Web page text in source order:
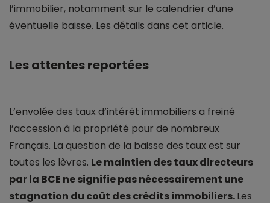
l’immobilier, notamment sur le calendrier d’une
éventuelle baisse. Les détails dans cet article.
Les attentes reportées
L’envolée des taux d’intérêt immobiliers a freiné
l’accession à la propriété pour de nombreux
Français. La question de la baisse des taux est sur
toutes les lèvres. Le maintien des taux directeurs
par la BCE ne signifie pas nécessairement une
stagnation du coût des crédits immobiliers.Les